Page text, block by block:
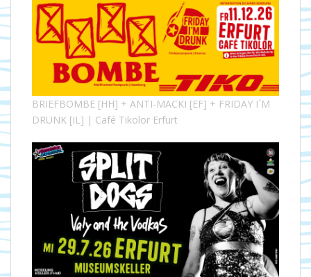
BRIEFBOMBE [HH] + ANTI-MACKI [EF] + FRIDAY I´M
DRUNK [IL] | Café Tikolor Erfurt